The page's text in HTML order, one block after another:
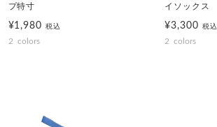
プ特寸
¥1,980税込
2 colors
イソックス
¥3,300 税込
2 colors